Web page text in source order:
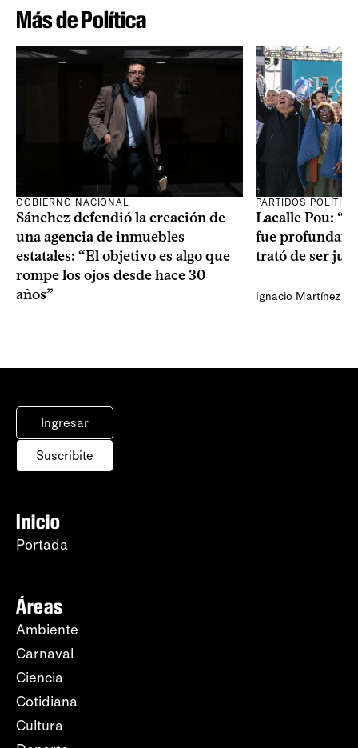
Más de Política
GOBIERNO NACIONAL
Sánchez defendió la creación de
una agencia de inmuebles
estatales: “El objetivo es algo que
rompe los ojos desde hace 30
años”
PARTIDOS
Lacalle Pou:
fue
trató de ser
Ignacio Martínez
Ingresar
Suscribite
Inicio
Portada
Áreas
Ambiente
Carnaval
Ciencia
Cotidiana
Cultura